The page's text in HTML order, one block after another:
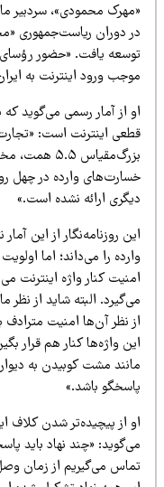
محمودی»، سردبیر
دوران ریاست‌جمهوری «محمد
یافت. «حضور رؤسای
ورود اینترنت به ایران و
از آمار رسمی می‌گوید که
وارده در چهل روز
ارائه نشده است.»
روزنامه‌نگار از این آمار
را می‌داند؛ اما اولویت
کنار واژه اینترنت
البته شاید از نظر ما
نظر آن‌ها امنیت مترادف با
واژه‌ها کنار هم قرار بگیرند،
مشت کوبیدن به دیوار است
باشد.»
از پیچیده‌تر شدن کلاف
«چند نهاد باید
می‌گیریم از زمان وصل‌شدن